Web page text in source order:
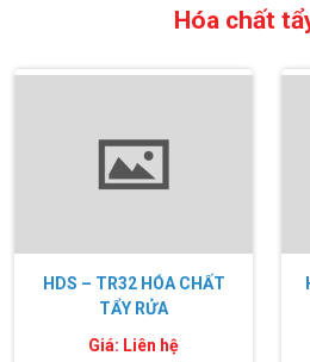
Hóa chất
HDS – TR32 HÓA CHẤT
TẨY RỬA
Giá: Liên hệ